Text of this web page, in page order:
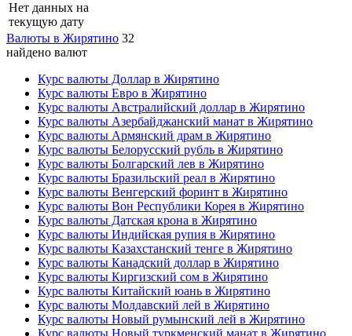
Нет данных на
текущую дату
Валюты в Жирятино 32
найдено валют
Курс валюты Доллар в Жирятино
Курс валюты Евро в Жирятино
Курс валюты Австралийский доллар в Жирятино
Курс валюты Азербайджанский манат в Жирятино
Курс валюты Армянский драм в Жирятино
Курс валюты Белорусский рубль в Жирятино
Курс валюты Болгарский лев в Жирятино
Курс валюты Бразильский реал в Жирятино
Курс валюты Венгерский форинт в Жирятино
Курс валюты Вон Республики Корея в Жирятино
Курс валюты Датская крона в Жирятино
Курс валюты Индийская рупия в Жирятино
Курс валюты Казахстанский тенге в Жирятино
Курс валюты Канадский доллар в Жирятино
Курс валюты Киргизский сом в Жирятино
Курс валюты Китайский юань в Жирятино
Курс валюты Молдавский лей в Жирятино
Курс валюты Новый румынский лей в Жирятино
Курс валюты Новый туркменский манат в Жирятино